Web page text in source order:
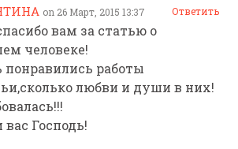
on 26 Март, 2015 13:37 Ответить
вам за статью о
человеке!
понравились работы
любви и души в них!
Господь!